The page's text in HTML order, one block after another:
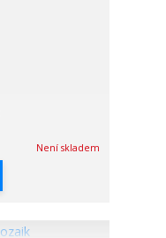
Není skladem